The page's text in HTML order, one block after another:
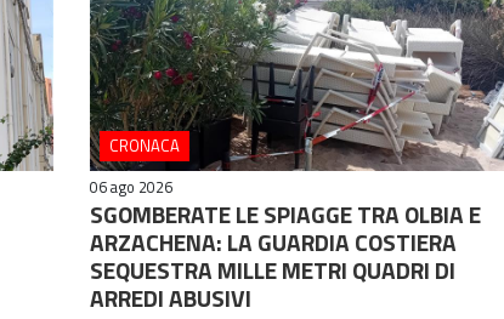
CRONACA
06 ago 2026
SGOMBERATE LE SPIAGGE TRA OLBIA E
ARZACHENA: LA GUARDIA COSTIERA
SEQUESTRA MILLE METRI QUADRI DI
ARREDI ABUSIVI